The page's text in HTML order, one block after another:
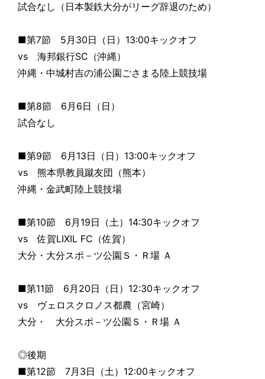
試合なし（日本製鉄大分がリーグ辞退のため）
■第7節 5月30日（日）13:00キックオフ
vs 海邦銀行SC（沖縄）
沖縄・中城村吉の浦公園ごさまる陸上競技場
■第8節 6月6日（日）
試合なし
■第9節 6月13日（日）13:00キックオフ
vs 熊本県教員蹴友団（熊本）
沖縄・金武町陸上競技場
■第10節 6月19日（土）14:30キックオフ
vs 佐賀LIXIL FC（佐賀）
大分・大分スポ－ツ公園Ｓ・Ｒ場 Ａ
■第11節 6月20日（日）12:30キックオフ
vs ヴェロスクロノス都農（宮崎）
大分・ 大分スポ－ツ公園Ｓ・Ｒ場 Ａ
◎後期
■第12節 7月3日（土）12:00キックオフ